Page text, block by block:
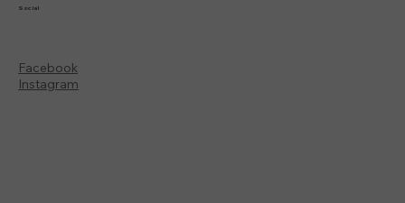
Facebook
Instagram
Social